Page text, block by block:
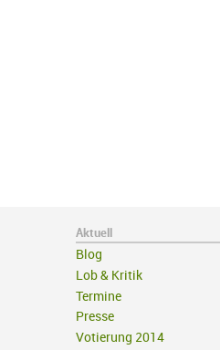
Aktuell
Blog
Lob & Kritik
Termine
Presse
Votierung 2014